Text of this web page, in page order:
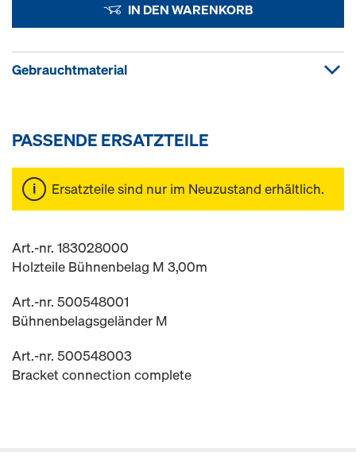
IN DEN WARENKORB
Gebrauchtmaterial
PASSENDE ERSATZTEILE
Ersatzteile sind nur im Neuzustand erhältlich.
Art.-nr. 183028000
Holzteile Bühnenbelag M 3,00m
Art.-nr. 500548001
Bühnenbelagsgeländer M
Art.-nr. 500548003
Bracket connection complete